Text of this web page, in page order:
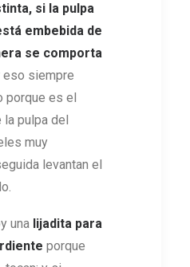
si la pulpa
embebida de
se comporta
eso siempre
porque es el
la pulpa del
muy
levantan el
una lijadita para
porque